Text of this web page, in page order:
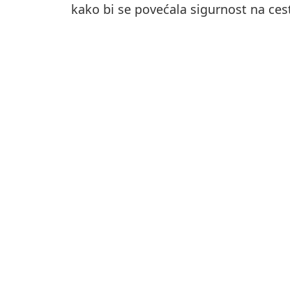
kako bi se povećala sigurnost na